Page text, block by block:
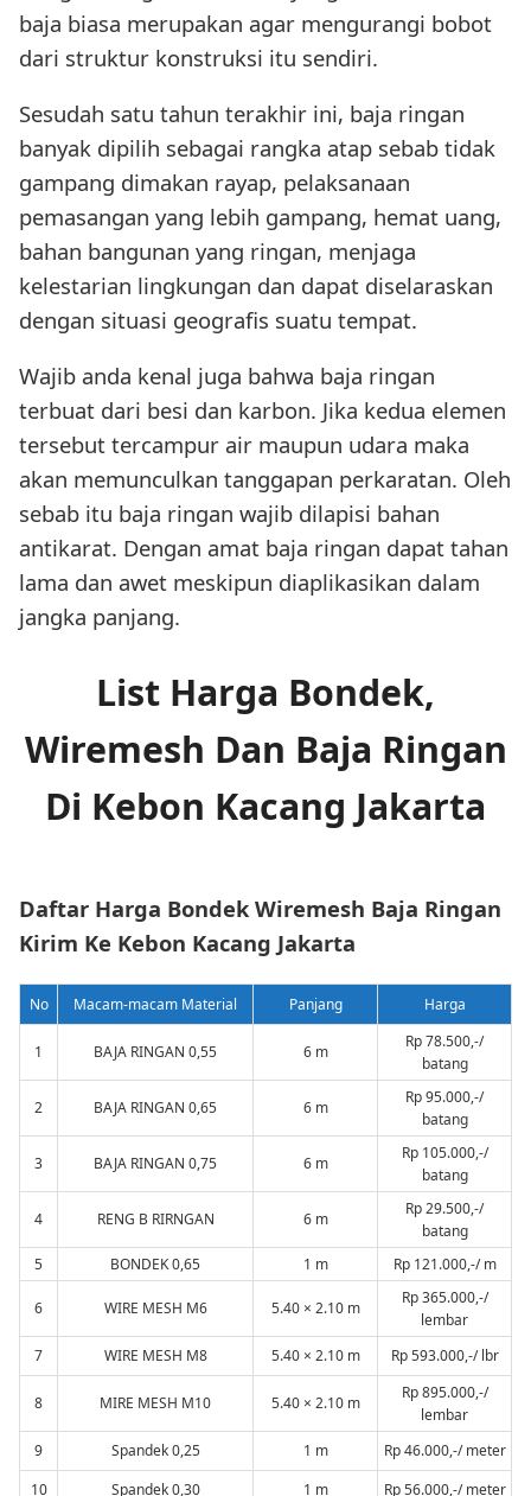
baja biasa merupakan agar mengurangi bobot
dari struktur konstruksi itu sendiri.
Sesudah satu tahun terakhir ini, baja ringan
banyak dipilih sebagai rangka atap sebab tidak
gampang dimakan rayap, pelaksanaan
pemasangan yang lebih gampang, hemat uang,
bahan bangunan yang ringan, menjaga
kelestarian lingkungan dan dapat diselaraskan
dengan situasi geografis suatu tempat.
Wajib anda kenal juga bahwa baja ringan
terbuat dari besi dan karbon. Jika kedua elemen
tersebut tercampur air maupun udara maka
akan memunculkan tanggapan perkaratan. Oleh
sebab itu baja ringan wajib dilapisi bahan
antikarat. Dengan amat baja ringan dapat tahan
lama dan awet meskipun diaplikasikan dalam
jangka panjang.
List Harga Bondek,
Wiremesh Dan Baja Ringan
Di Kebon Kacang Jakarta
Daftar Harga Bondek Wiremesh Baja Ringan
Kirim Ke Kebon Kacang Jakarta
No Macam-macam Material Panjang Harga
1 BAJA RINGAN 0,55 6 m
Rp 78.500,-/
batang
2 BAJA RINGAN 0,65 6 m
Rp 95.000,-/
batang
3 BAJA RINGAN 0,75 6 m
Rp 105.000,-/
batang
4 RENG B RIRNGAN 6 m
Rp 29.500,-/
batang
5
BONDEK 0,65 1 m Rp 121.000,-/ m
6 WIRE MESH M6 5.40 × 2.10 m
Rp 365.000,-/
lembar
7
WIRE MESH M8 5.40 × 2.10 m Rp 593.000,-/ lbr
8 MIRE MESH M10 5.40 × 2.10 m
Rp 895.000,-/
lembar
9
Spandek 0,25 1 m
Rp 46.000,-/ meter
10
Spandek 0,30 1 m
Rp 56.000,-/ meter